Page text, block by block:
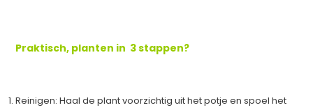
Praktisch, planten in 3 stappen?
Reinigen: Haal de plant voorzichtig uit het potje en spoel het